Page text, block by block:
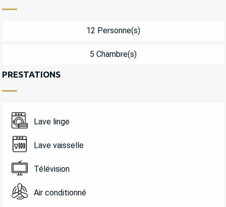
12 Personne(s)
5 Chambre(s)
PRESTATIONS
Lave linge
Lave vaisselle
Télévision
Air conditionné